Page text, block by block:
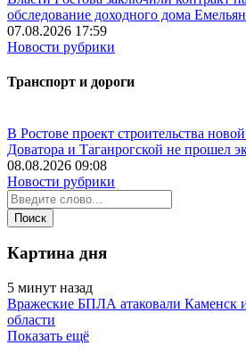
обследование доходного дома
07.08.2026 17:59
Новости рубрики
Транспорт и дороги
В Ростове проект строительства
Доватора и Таганрогской не прошел
08.08.2026 09:08
Новости рубрики
Картина дня
5 минут назад
Вражеские БПЛА атаковали Каменск
области
Показать ещё